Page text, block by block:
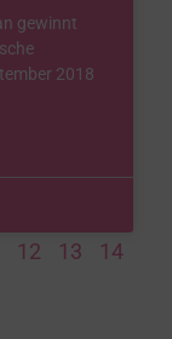
gewinnt
2018
12 13
14